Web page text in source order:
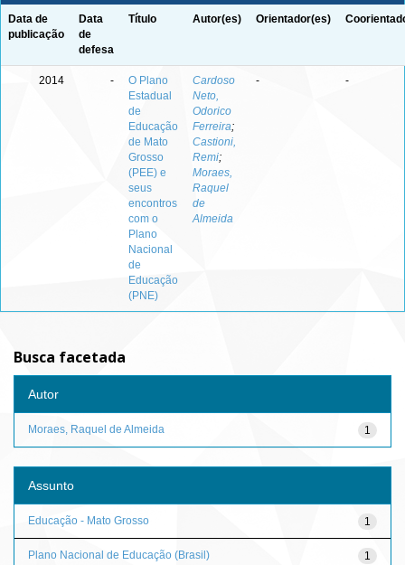
Data de
publicação
Data
de
defesa
Título Autor(es) Orientador(es)
2014 -
O Plano
Estadual
de
Educação
de Mato
Grosso
(PEE) e
seus
encontros
com o
Plano
Nacional
de
Educação
(PNE)
Cardoso
Neto,
Odorico
Ferreira;
Castioni,
Remi;
Moraes,
Raquel
de
Almeida
- -
Busca facetada
Autor
1
Moraes, Raquel de Almeida
Assunto
1
Educação - Mato Grosso
1
Plano Nacional de Educação (Brasil)